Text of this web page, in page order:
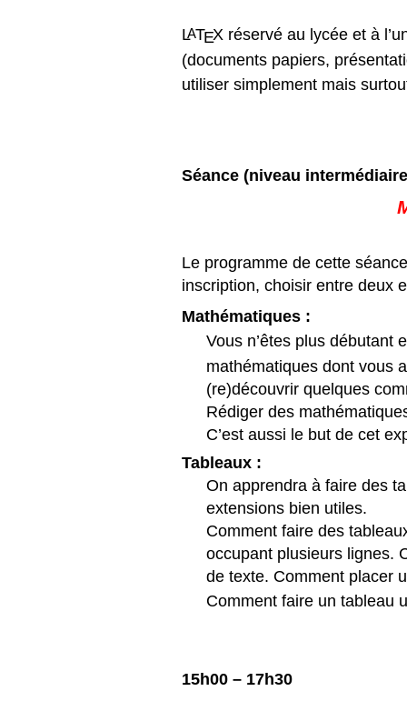
LATEX réservé au lycée et à
(documents papiers,
utiliser simplement mais
Séance (niveau interm
Le programme de cette
inscription, choisir entre deux
Mathématiques :
Vous n’êtes plus débutant
mathématiques dont vous
(re)découvrir quelques
Rédiger des
C’est aussi le but de cet
Tableaux :
On apprendra à faire des
extensions bien utiles.
Comment faire des
occupant plusieurs lignes.
de texte. Comment placer
Comment faire un tableau
15h00 – 17h30